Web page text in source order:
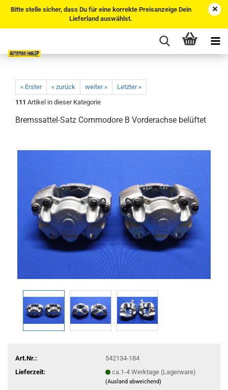
Bitte stelle sicher, dass Du für eine korrekte Preisanzeige Dein
Lieferland auswählst.
« Erster « zurück weiter »
Letzter »
111 Artikel in dieser Kategorie
Bremssattel-Satz Commodore B Vorderachse belüftet
Art.Nr.:
542134-184
Lieferzeit:
ca.1-4 Werktage (Lagerware)
(Ausland abweichend)